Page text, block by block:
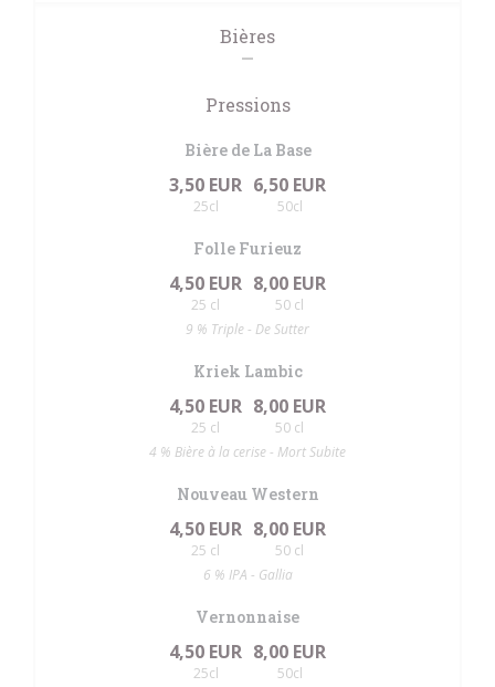
Bières
Pressions
Bière de La Base
3,50 EUR
25cl
6,50 EUR
50cl
Folle Furieuz
4,50 EUR
25 cl
8,00 EUR
50 cl
9 % Triple - De Sutter
Kriek Lambic
4,50 EUR
25 cl
8,00 EUR
50 cl
4 % Bière à la cerise - Mort Subite
Nouveau Western
4,50 EUR
25 cl
8,00 EUR
50 cl
6 % IPA - Gallia
Vernonnaise
4,50 EUR
25cl
8,00 EUR
50cl